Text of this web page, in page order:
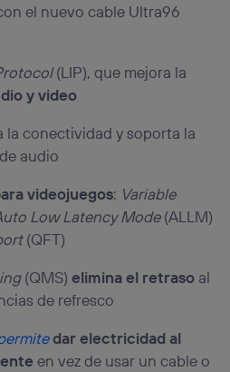
el nuevo cable Ultra96
(LIP), que mejora la
y video
la conectividad y soporta la
audio
videojuegos: Variable
Low Latency Mode(ALLM)
(QFT)
(QMS)elimina el retraso al
de refresco
dar electricidad al
en vez de usar un cable o